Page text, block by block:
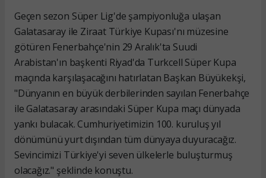
Geçen sezon Süper Lig'de şampiyonluğa ulaşan
Galatasaray ile Ziraat Türkiye Kupası'nı müzesine
götüren Fenerbahçe'nin 29 Aralık'ta Suudi
Arabistan'ın başkenti Riyad'da Turkcell Süper Kupa
maçında karşılaşacağını hatırlatan Başkan Büyükekşi,
"Dünyanın en büyük derbilerinden sayılan Fenerbahçe
ile Galatasaray arasındaki Süper Kupa maçı dünyada
yankı bulacak. Cumhuriyetimizin 100. kuruluş yıl
dönümünü yurt dışından tüm dünyaya duyuracağız.
Sevincimizi Türkiye'yi seven ülkelerle buluşturmuş
olacağız." şeklinde konuştu.